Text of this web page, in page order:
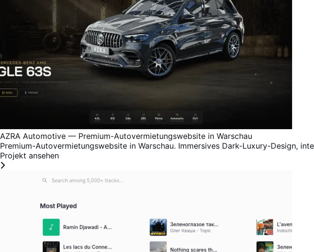
AZRA Automotive — Premium-Autovermietungswebsite in Warschau
Premium-Autovermietungswebsite in Warschau. Immersives Dark-Luxury-Design,
Projekt ansehen